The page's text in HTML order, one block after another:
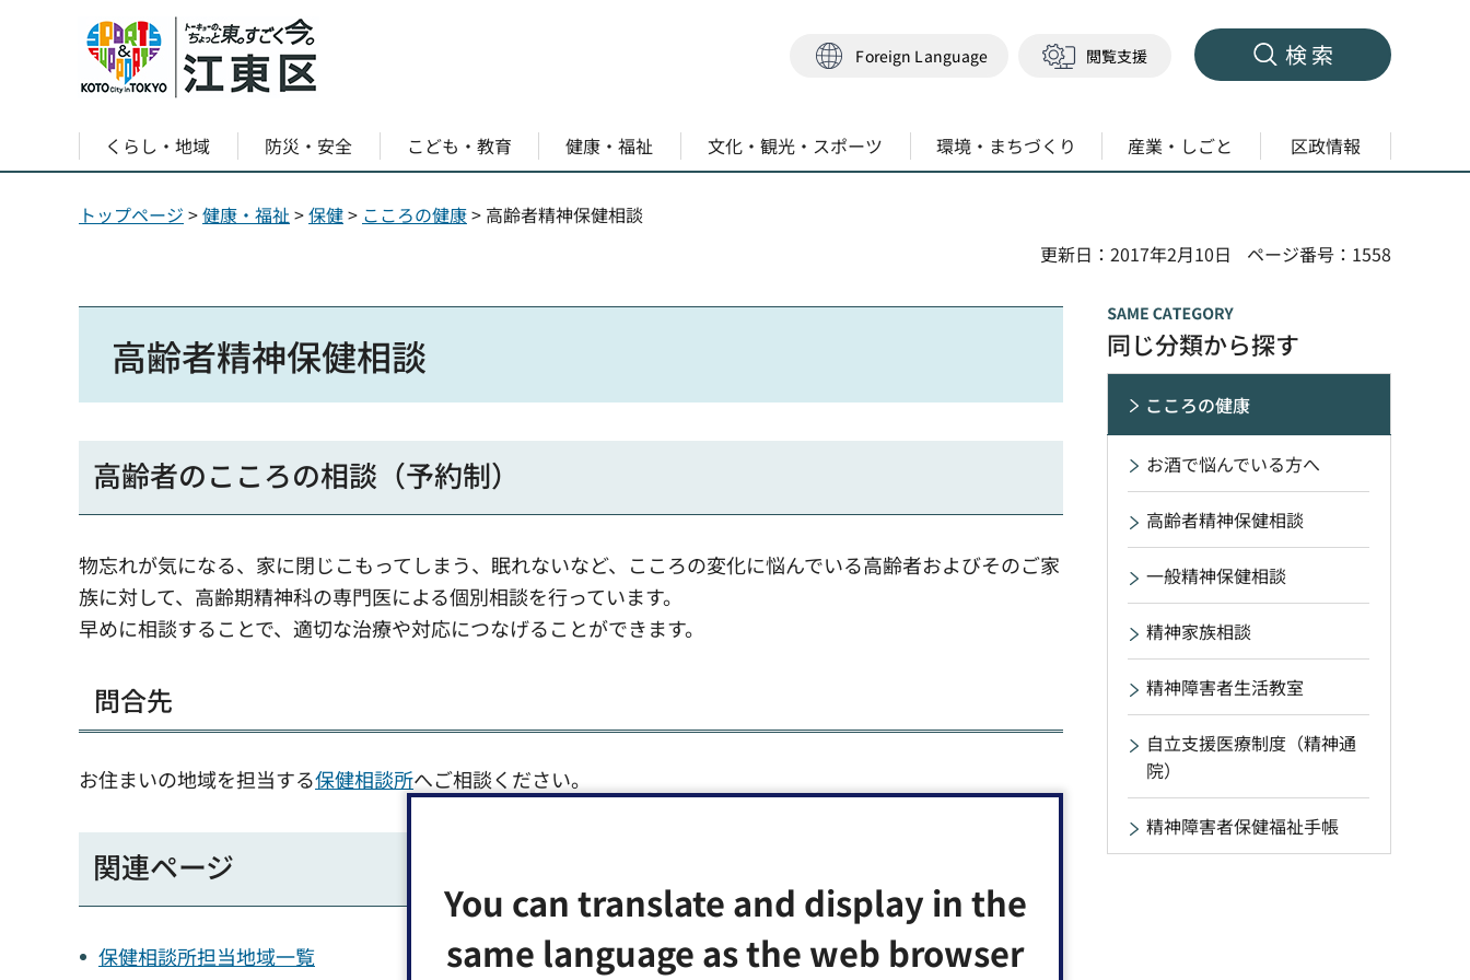
You can translate and display in the
same language as the web browser
Foreign Language 閲覧支援 検索
くらし・地域 防災・安全 こども・教育 健康・福祉 文化・観光・スポーツ 環境・まちづくり 産業・しごと 区政情報
トップページ >健康・福祉 >保健> こころの健康> 高齢者精神保健相談
更新日：2017年2月10日
ページ番号：1558
高齢者精神保健相談
高齢者のこころの相談（予約制）
物忘れが気になる、家に閉じこもってしまう、眠れないなど、こころの変化に悩んでいる高齢者およびそのご家
族に対して、高齢期精神科の専門医による個別相談を行っています。
早めに相談することで、適切な治療や対応につなげることができます。
問合先
お住まいの地域を担当する保健相談所へご相談ください。
関連ページ
保健相談所担当地域一覧
同じ分類から探す
こころの健康
お酒で悩んでいる方へ
高齢者精神保健相談
一般精神保健相談
精神家族相談
精神障害者生活教室
自立支援医療制度（精神通
院）
精神障害者保健福祉手帳